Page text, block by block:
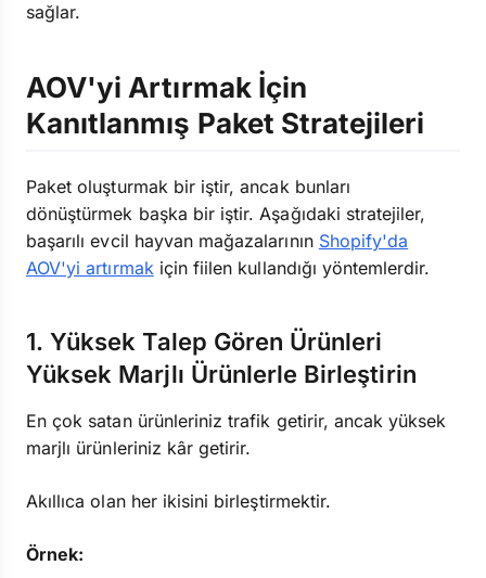
sağlar.
AOV'yi Artırmak İçin
Kanıtlanmış Paket Stratejileri
Paket oluşturmak bir iştir, ancak bunları
dönüştürmek başka bir iştir. Aşağıdaki stratejiler,
başarılı evcil hayvan mağazalarının Shopify'da
AOV'yi artırmakiçin fiilen kullandığı yöntemlerdir.
1. Yüksek Talep Gören Ürünleri
Yüksek Marjlı Ürünlerle Birleştirin
En çok satan ürünleriniz trafik getirir, ancak yüksek
marjlı ürünleriniz kâr getirir.
Akıllıca olan her ikisini birleştirmektir.
Örnek: